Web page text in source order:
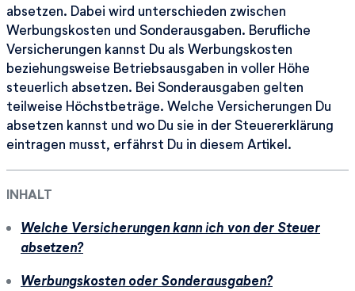
Kostenlos ausprobieren
absetzen. Dabei wird unterschieden zwischen
Werbungskosten und Sonderausgaben. Berufliche
Versicherungen kannst Du als Werbungskosten
beziehungsweise Betriebsausgaben in voller Höhe
steuerlich absetzen. Bei Sonderausgaben gelten
teilweise Höchstbeträge. Welche Versicherungen Du
absetzen kannst und wo Du sie in der Steuererklärung
eintragen musst, erfährst Du in diesem Artikel.
INHALT
Welche Versicherungen kann ich von der Steuer
absetzen?
Werbungskosten oder Sonderausgaben?